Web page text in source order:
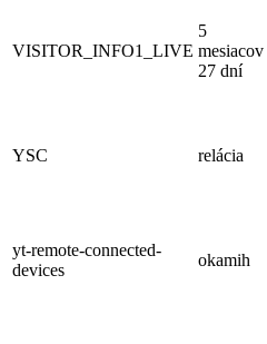
VISITOR_INFO1_LIVE
5
mesiacov
27 dní
YSC relácia
yt-remote-connected-
devices
okamih